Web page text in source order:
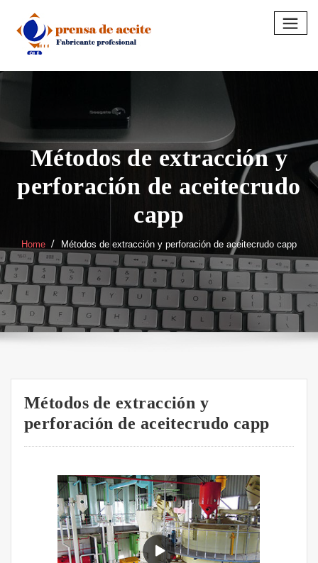
content
Métodos de extracción y
perforación de aceitecrudo
capp
Home Métodos de extracción y perforación de aceitecrudo capp
Métodos de extracción y
perforación de aceitecrudo capp